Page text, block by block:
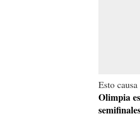
Esto
Olimpia